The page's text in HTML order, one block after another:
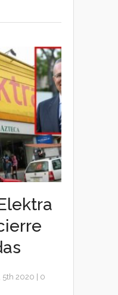
5th 2020
0